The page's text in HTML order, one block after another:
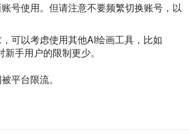
号使用。但请注意不要频繁切换账号，以
可以考虑使用其他AI绘画工具，比如
手用户的限制更少。
平台限流。